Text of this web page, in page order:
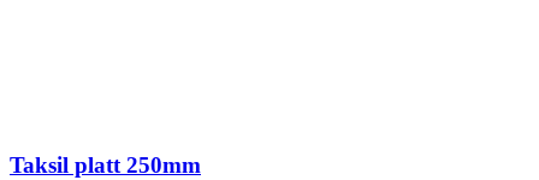
Taksil platt 250mm